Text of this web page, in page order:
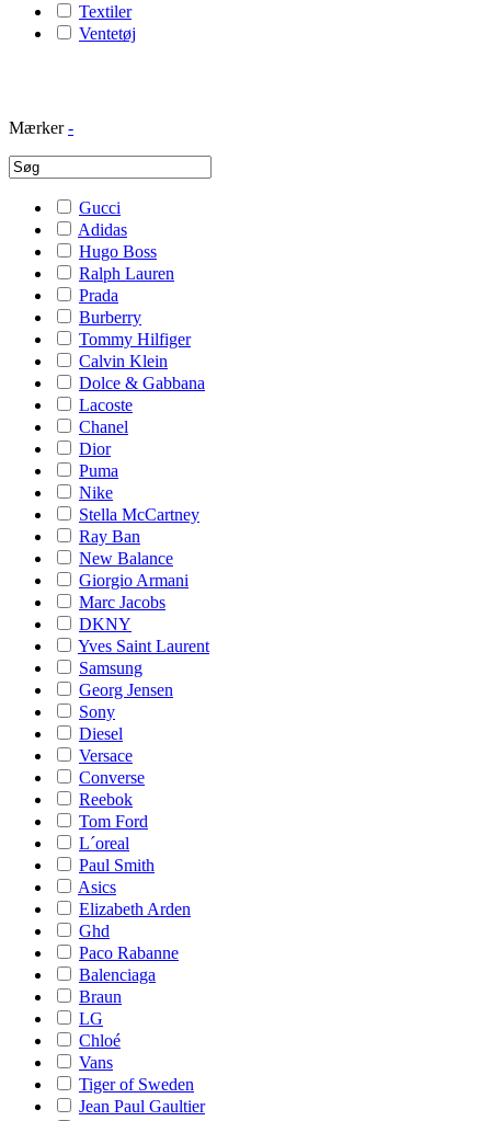
Textiler
Ventetøj
Mærker -
Gucci
Adidas
Hugo Boss
Ralph Lauren
Prada
Burberry
Tommy Hilfiger
Calvin Klein
Dolce & Gabbana
Lacoste
Chanel
Dior
Puma
Nike
Stella McCartney
Ray Ban
New Balance
Giorgio Armani
Marc Jacobs
DKNY
Yves Saint Laurent
Samsung
Georg Jensen
Sony
Diesel
Versace
Converse
Reebok
Tom Ford
L´oreal
Paul Smith
Asics
Elizabeth Arden
Ghd
Paco Rabanne
Balenciaga
Braun
LG
Chloé
Vans
Tiger of Sweden
Jean Paul Gaultier